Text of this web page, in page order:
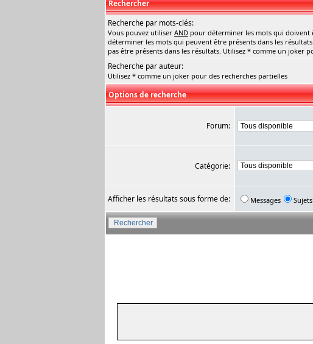
Rechercher
Recherche par mots-clés:
Vous pouvez utiliser AND pour déterminer les mots qui doivent
déterminer les mots qui peuvent être présents dans les
pas être présents dans les résultats. Utilisez * comme un joker
Recherche par auteur:
Utilisez * comme un joker pour des recherches partielles
Options de recherche
Forum:
Catégorie:
Afficher les résultats sous forme de: Messages Sujets